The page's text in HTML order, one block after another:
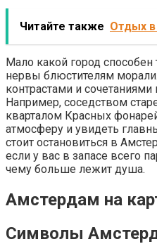
Читайте также Отдых
Мало какой город способен
нервы блюстителям
контрастами и
Например, соседством
кварталом Красных
атмосферу и увидеть
стоит остановиться в
если у вас в запасе всего
чему больше лежит душа.
Амстердам на
Символы